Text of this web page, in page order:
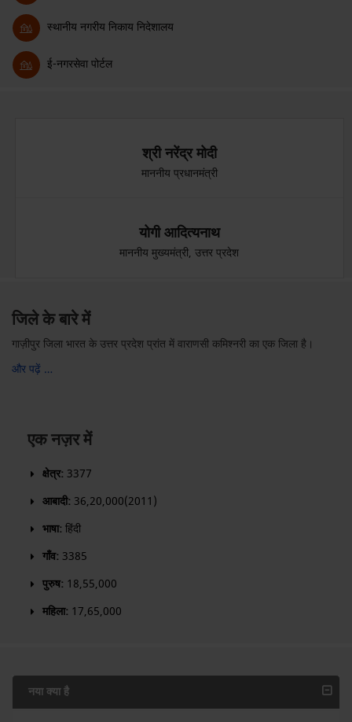
स्थानीय नगरीय निकाय निदेशालय
ई-नगरसेवा पोर्टल
श्री नरेंद्र मोदी
माननीय प्रधानमंत्री
योगी आदित्यनाथ
माननीय मुख्यमंत्री, उत्तर प्रदेश
जिले के बारे में
गाज़ीपुर जिला भारत के उत्तर प्रदेश प्रांत में वाराणसी कमिश्नरी का एक जिला है।
और पढ़ें …
एक नज़र में
क्षेत्र: 3377
आबादी: 36,20,000(2011)
भाषा: हिंदी
गाँव: 3385
पुरुष: 18,55,000
महिला: 17,65,000
नया क्या है